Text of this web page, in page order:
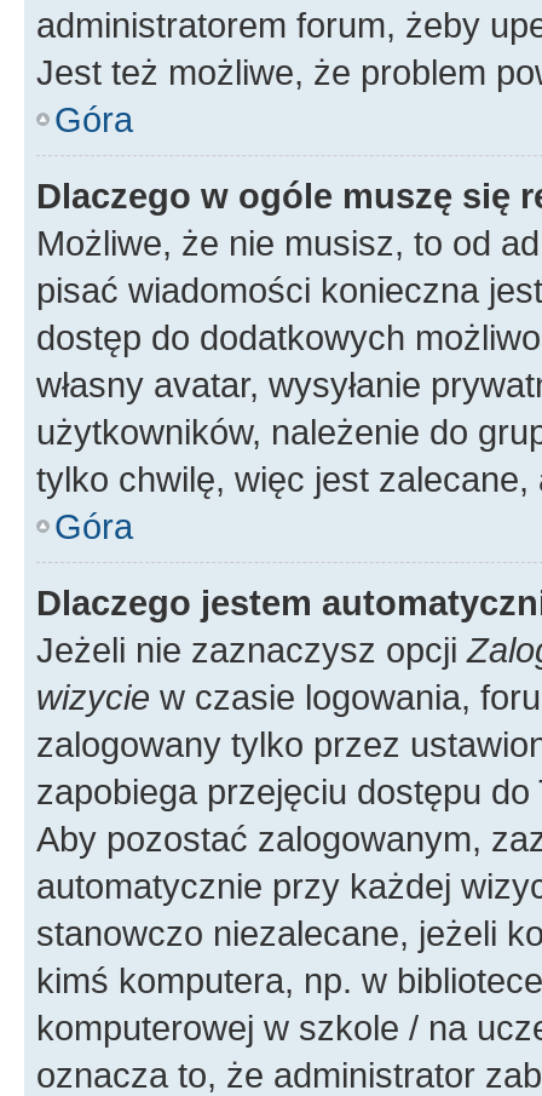
administratorem forum, żeby
Jest też możliwe, że problem
Góra
Dlaczego w ogóle muszę się
Możliwe, że nie musisz, to od
pisać wiadomości konieczna
dostęp do dodatkowych
własny avatar, wysyłanie
użytkowników, należenie do
tylko chwilę, więc jest zalecane,
Góra
Dlaczego jestem
Jeżeli nie zaznaczysz opcji
wizycie w czasie logowania,
zalogowany tylko przez
zapobiega przejęciu dostępu
Aby pozostać zalogowanym,
automatycznie przy każdej
stanowczo niezalecane, jeżeli
kimś komputera, np. w
komputerowej w szkole / na
oznacza to, że administrator